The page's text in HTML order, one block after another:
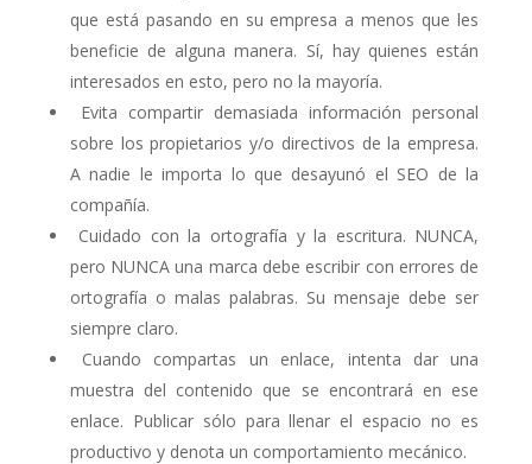
que está pasando en su empresa a menos que les
beneficie de alguna manera. Sí, hay quienes están
interesados en esto, pero no la mayoría.
Evita compartir demasiada información personal
sobre los propietarios y/o directivos de la empresa.
A nadie le importa lo que desayunó el SEO de la
compañía.
Cuidado con la ortografía y la escritura. NUNCA,
pero NUNCA una marca debe escribir con errores de
ortografía o malas palabras. Su mensaje debe ser
siempre claro.
Cuando compartas un enlace, intenta dar una
muestra del contenido que se encontrará en ese
enlace. Publicar sólo para llenar el espacio no es
productivo y denota un comportamiento mecánico.